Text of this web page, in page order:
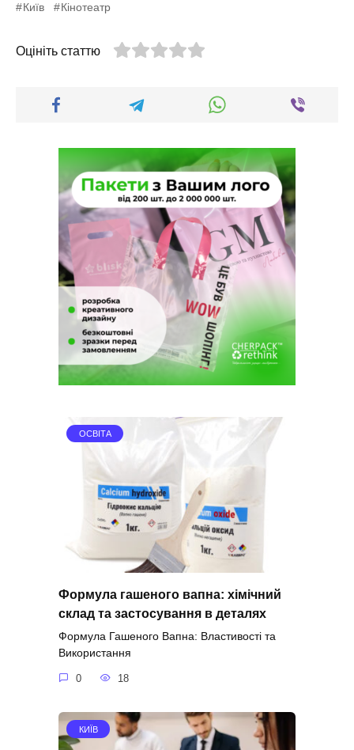
Київ Кінотеатр
Оцініть статтю
ОСВІТА
Формула гашеного вапна: хімічний
склад та застосування в деталях
Формула Гашеного Вапна: Властивості та
Використання
0 18
КИЇВ